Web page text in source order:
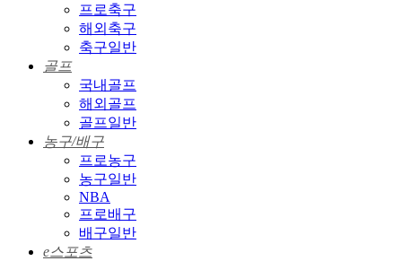
프로축구
해외축구
축구일반
골프
국내골프
해외골프
골프일반
농구/배구
프로농구
농구일반
NBA
프로배구
배구일반
e스포츠